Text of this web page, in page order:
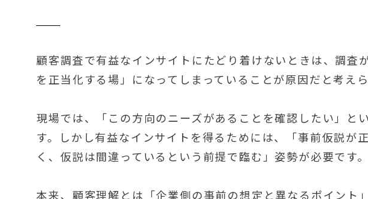
顧客調査で有益なインサイトにたどり着けないときは、調査
を正当化する場」になってしまっていることが原因だと考えら
現場では、「この方向のニーズがあることを確認したい」と
す。しかし有益なインサイトを得るためには、「事前仮説が
く、仮説は間違っているという前提で臨む」姿勢が必要です。
本来、顧客理解とは「企業側の事前の想定と異なるポイント